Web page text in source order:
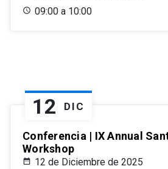
09:00 a 10:00
12 DIC
Conferencia | IX Annual
Workshop
12 de Diciembre de 2025